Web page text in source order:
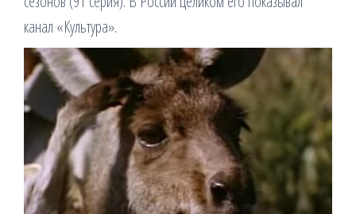
канал «Культура».